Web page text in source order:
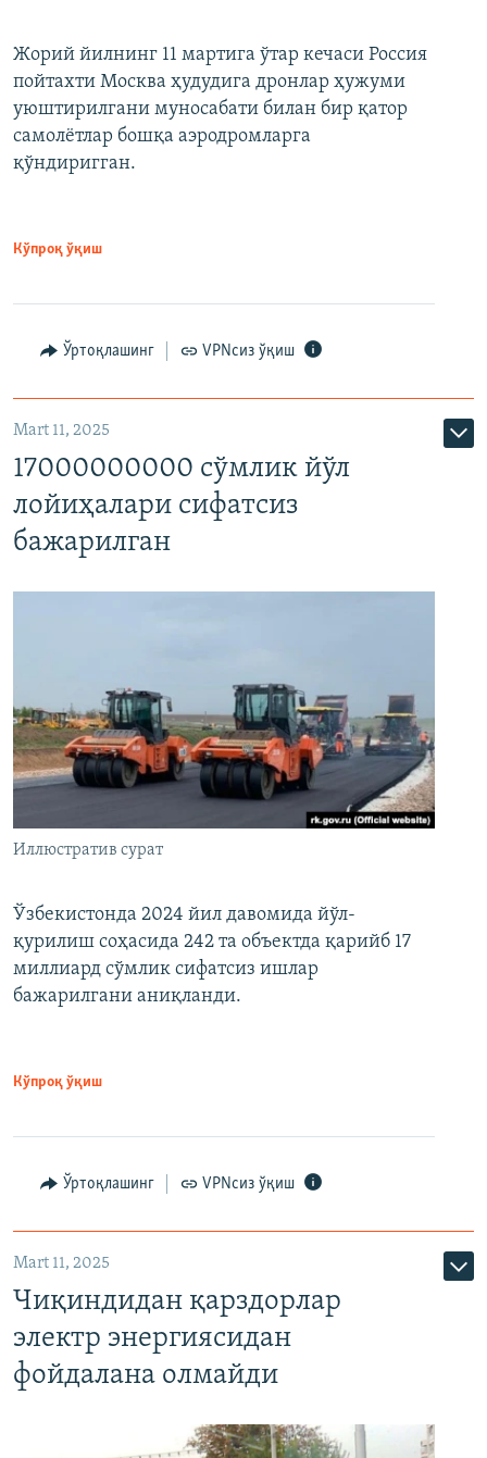
Жорий йилнинг 11 мартига ўтар кечаси Россия
пойтахти Москва ҳудудига дронлар ҳужуми
уюштирилгани муносабати билан бир қатор
самолётлар бошқа аэродромларга
қўндиригган.
Кўпроқ ўқиш
Ўртоқлашинг VPNсиз ўқиш
Mart 11, 2025
17000000000 сўмлик йўл
лойиҳалари сифатсиз
бажарилган
Иллюстратив сурат
Ўзбекистонда 2024 йил давомида йўл-
қурилиш соҳасида 242 та объектда қарийб 17
миллиард сўмлик сифатсиз ишлар
бажарилгани аниқланди.
Кўпроқ ўқиш
Ўртоқлашинг VPNсиз ўқиш
Mart 11, 2025
Чиқиндидан қарздорлар
электр энергиясидан
фойдалана олмайди